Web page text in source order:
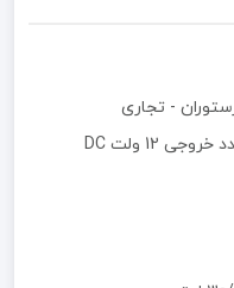
- تجاری